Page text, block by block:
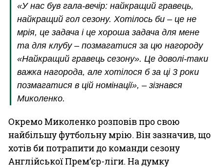
«У нас був гала-вечір: найкращий гравець,
найкращий гол сезону. Хотілось би – це не
мрія, це задача і це хороша задача для мене
та для клубу – позмагатися за цю нагороду
«Найкращий гравець сезону». Це доволі-таки
важка нагорода, але хотілося б за ці 3 роки
позмагатися в цій номінації», – зізнався
Миколенко.
Окремо Миколенко розповів про свою
найбільшу футбольну мрію. Він зазначив, що
хотів би потрапити до команди сезону
Англійської Прем’єр-ліги. На думку